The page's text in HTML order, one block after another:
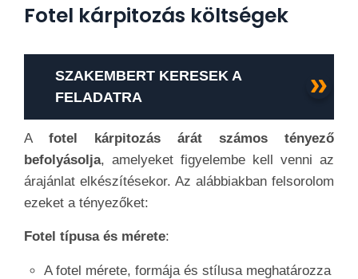
Fotel kárpitozás költségek
SZAKEMBERT KERESEK A
FELADATRA
A fotel kárpitozás árát számos tényező
befolyásolja, amelyeket figyelembe kell venni az
árajánlat elkészítésekor. Az alábbiakban felsorolom
ezeket a tényezőket:
Fotel típusa és mérete:
A fotel mérete, formája és stílusa meghatározza